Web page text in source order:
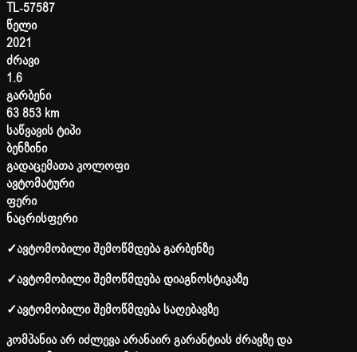
TL-57587
წელი
2021
ძრავი
1.6
გარბენი
63 853 km
საწვავის ტიპი
ბენზინი
გადაცემათა კოლოფი
ავტომატური
ფერი
ნაცრისფერი
✓ავტომობილი შემოწმდება გარბენზე
✓ავტომობილი შემოწმდება დიაგნოსტიკაზე
✓ავტომობილი შემოწმდება საღებავზე
კომპანია არ იძლევა არანაირ გარანტიას ძრავზე და